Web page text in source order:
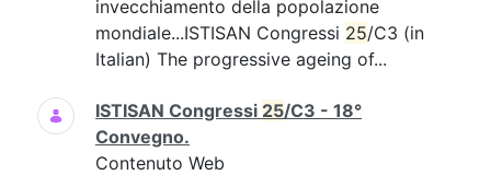
invecchiamento della popolazione
mondiale...ISTISAN Congressi 25/C3 (in
Italian) The progressive ageing of...
ISTISAN Congressi 25/C3 - 18°
Convegno.
Contenuto Web